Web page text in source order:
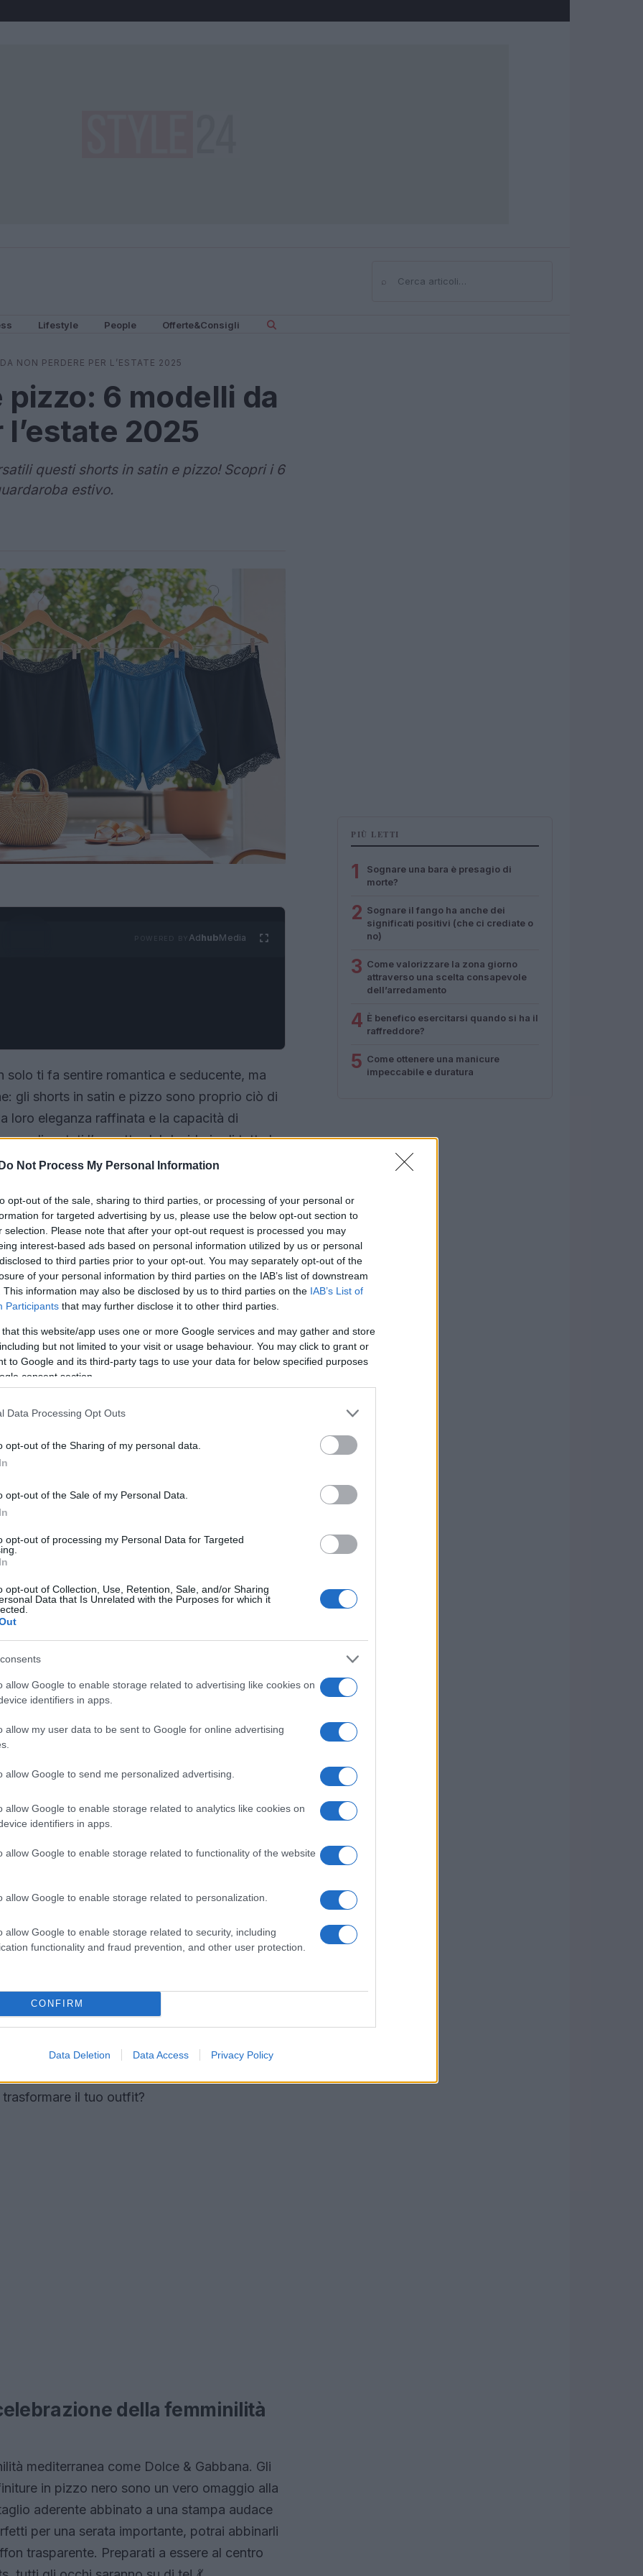
Do Not Process My Personal Information
opt-out of the sale, sharing to third parties, or processing of your personal or
for targeted advertising by us, please use the below opt-out section to
selection. Please note that after your opt-out request is processed you may
interest-based ads based on personal information utilized by us or personal
to third parties prior to your opt-out. You may separately opt-out of the
of your personal information by third parties on the IAB’s list of downstream
This information may also be disclosed by us to third parties on the IAB’s List of
Participants that may further disclose it to other third parties.
that this website/app uses one or more Google services and may gather and store
but not limited to your visit or usage behaviour. You may click to grant or
to Google and its third-party tags to use your data for below specified purposes
consent section.
Data Processing Opt Outs
opt-out of the Sharing of my personal data.
opt-out of the Sale of my Personal Data.
opt-out of processing my Personal Data for Targeted
opt-out of Collection, Use, Retention, Sale, and/or Sharing
Data that Is Unrelated with the Purposes for which it
allow Google to enable storage related to advertising like cookies on
identifiers in apps.
allow my user data to be sent to Google for online advertising
allow Google to send me personalized advertising.
allow Google to enable storage related to analytics like cookies on
identifiers in apps.
allow Google to enable storage related to functionality of the website
allow Google to enable storage related to personalization.
allow Google to enable storage related to security, including
functionality and fraud prevention, and other user protection.
CONFIRM
Data Deletion Data Access Privacy Policy
⌕Cerca
Lifestyle People Offerte&Consigli
NON PERDERE PER L’ESTATE 2025
6 modelli da
2025
questi shorts in satin e pizzo! Scopri i 6
estivo.
AdhubMedia
solo ti fa sentire romantica e seducente, ma
gli shorts in satin e pizzo sono proprio ciò di
loro eleganza raffinata e la capacità di
diventati l’oggetto del desiderio di tutte le
imperdibili che ti faranno innamorare e
un look da giorno che per una serata
🔥
tempo
Róhe è un nome che risuona con
sono un esempio perfetto di come un taglio
grazie alla qualità dei materiali. La
tocco di romanticismo, rendendoli ideali
una cena elegante. Immaginali abbinati a una
un top in seta per la sera: non passerai
con un look così chic?
poetiche
ma costruisce vere e proprie atmosfere. I
con bordo in pizzo arancione raccontano una
questi pantaloni non solo esaltano la
di abbinamento. Che tu scelga un look da
con un blazer oversize, il contrasto tra il
un colpo d’occhio. Preparati a ricevere
stile unico! 🌟
il desiderio di un look audace e urban con i
shorts rappresentano una versione grintosa
Indossali con una camicia bianca over e
con un body in lycra e sandali alti per una
la capacità di un capo di passare da un
così sorprendente! Non è incredibile
il tuo outfit?
della femminilità
mediterranea come Dolce & Gabbana. Gli
in pizzo nero sono un vero omaggio alla
aderente abbinato a una stampa audace
per una serata importante, potrai abbinarli
trasparente. Preparati a essere al centro
PIÙ LETTI
1
Sognare una bara è presagio di
morte?
2 Sognare il fango ha anche dei
significati positivi (che ci crediate o
no)
3 Come valorizzare la zona giorno
attraverso una scelta consapevole
dell’arredamento
4 È benefico esercitarsi quando si ha il
raffreddore?
5 Come ottenere una manicure
impeccabile e duratura